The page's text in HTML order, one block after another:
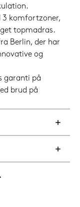
3 komfortzoner,
topmadras.
Berlin, der har
og
garanti på
brud på